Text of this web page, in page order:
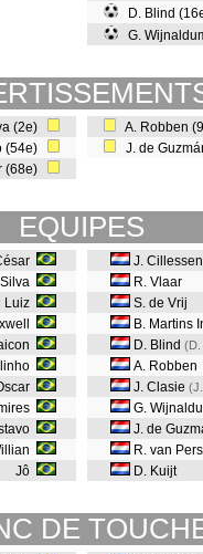
D. Blind
G.
(2e)
(54e)
(68e)
A. Robben
J. de
EQUIPES
Luiz
Jô
J.
R. Vlaar
S. de Vrij
B. Martins
D. Blind (D.
A. Robben
J. Clasie
G.
J. de
R. van
D. Kuijt
DE